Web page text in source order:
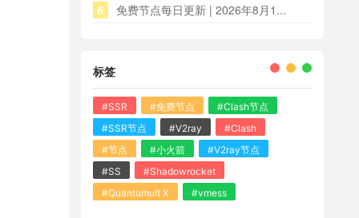
6
免费节点每日更新 | 2026年8月1...
标签
#SSR #免费节点
#Clash节点
#SSR节点
#V2ray
#Clash
#节点
#小火箭
#V2ray节点
#SS
#Shadowrocket
#Quantumult X
#vmess